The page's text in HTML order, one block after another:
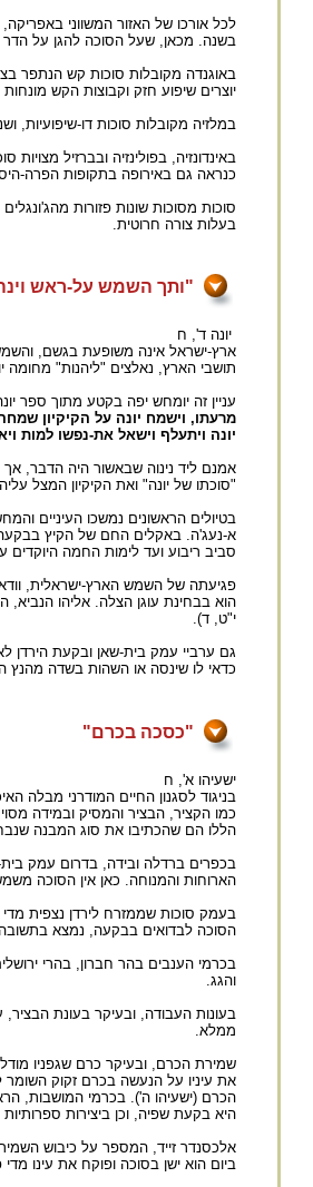
בשנה. מכאן, שעל הסוכה להגן על הדר
באוגנדה מקובלות סוכות קש הנתפר
יוצרים שיפוע חזק וקבוצות הקש מונחות
במלזיה מקובלות סוכות דו-שיפועיות,
באינדונזיה, בפולינזיה ובברזיל
כנראה גם באירופה בתקופות הפרה-
סוכות מסוכות שונות פזורות
בעלות צורה חרוטית.
"ותך השמש על-ראש
יונה ד', ח
ארץ-ישראל אינה משופעת בגשם,
תושבי הארץ, נאלצים "ליהנות" מחומה
עניין זה יומחש יפה בקטע מתוך ספר
מרעתו, וישמח יונה על הקיקיון
יונה ויתעלף וישאל את-נפשו למות
אמנם ליד נינוה שבאשור היה הדבר,
"סוכתו של יונה" ואת הקיקיון המצל
בטיולים הראשונים נמשכו העיניים
א-נעג'ה. באקלים החם של הקיץ בבקעה,
סביב ריבוע ועד לימות החמה היוקדים
פגיעתה של השמש הארץ-ישראלית,
הוא בבחינת עוגן הצלה. אליהו
י"ט, ד).
גם ערביי עמק בית-שאן ובקעת הירדן
כדאי לו שינסה או השהות בשדה מהנץ
"כסכה בכרם"
ישעיהו א', ח
בניגוד לסגנון החיים המודרני מבלה
כמו הקציר, הבציר והמסיק ובמידה
הללו הם שהכתיבו את סוג המבנה
בכפרים ברדלה ובידה, בדרום עמק
הארוחות והמנוחה. כאן אין הסוכה
בעמק סוכות שממזרח לירדן נצפית
הסוכה לבדואים בבקעה, נמצא בתשובה
בכרמי הענבים בהר חברון, בהרי
והגג.
בעונות העבודה, ובעיקר בעונת
ממלא.
שמירת הכרם, ובעיקר כרם שגפניו
את עיניו על הנעשה בכרם זקוק
הכרם (ישעיהו ה'). בכרמי המושבות,
היא בקעת שפיה, וכן ביצירות ספרותיות
אלכסנדר זייד, המספר על כיבוש
ביום הוא ישן בסוכה ופוקח את עינו